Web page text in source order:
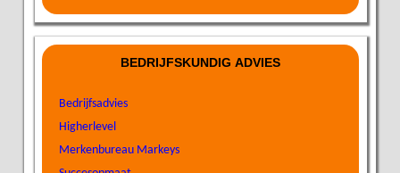
BEDRIJFSKUNDIG ADVIES
Bedrijfsadvies
Higherlevel
Merkenbureau Markeys